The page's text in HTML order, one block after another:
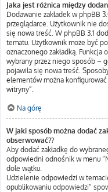
Jaka jest różnica między
Dodawanie zakładek w phpBB
przeglądarce. Użytkownik nie
się nowa treść. W phpBB 3.1
tematu. Użytkownik może być
oznaczonego zakładką.
wybrany przez niego sposób –
pojawiła się nowa treść.
elementów można
witryny”.
Na górę
W jaki sposób można dodać
obserwować??
Aby dodać zakładkę do
odpowiedni odnośnik w menu
dole wątku.
Udzielenie odpowiedzi w
opublikowaniu odpowiedzi”